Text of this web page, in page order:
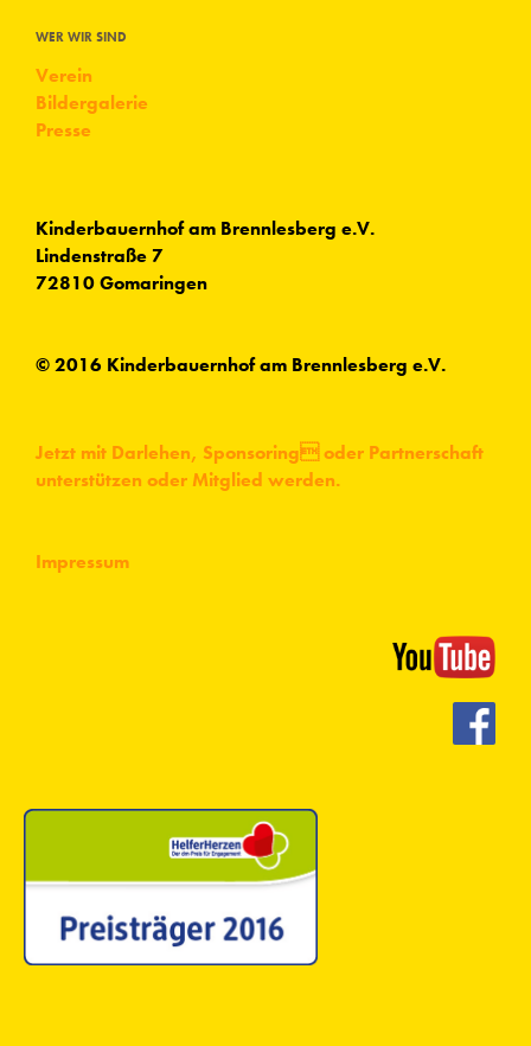
WER WIR SIND
Verein
Bildergalerie
Presse
Kinderbauernhof am Brennlesberg e.V.
Lindenstraße 7
72810 Gomaringen
© 2016 Kinderbauernhof am Brennlesberg e.V.
Jetzt mit Darlehen, Sponsoring oder Partnerschaft
unterstützen oder Mitglied werden.
Impressum